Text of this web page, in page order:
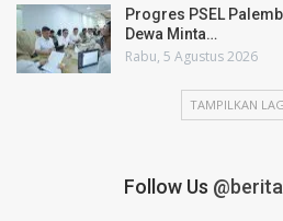
Progres PSEL
Dewa Minta…
Rabu, 5 Agustus 2026
TAMPILKAN
Follow Us